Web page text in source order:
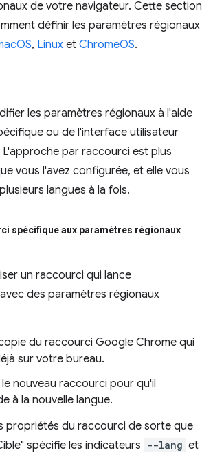
de votre navigateur. Cette section
définir les paramètres régionaux
, Linux et ChromeOS.
les paramètres régionaux à l'aide
ou de l'interface utilisateur
par raccourci est plus
vous l'avez configurée, et elle vous
langues à la fois.
spécifique aux paramètres régionaux
un raccourci qui lance
des paramètres régionaux
du raccourci Google Chrome qui
sur votre bureau.
le nouveau raccourci pour qu'il
à la nouvelle langue.
propriétés du raccourci de sorte que
spécifie les indicateurs --lang et